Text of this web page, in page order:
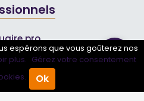
Agenda
pro
entreprise
Pros
espérons que vous goûterez nos
plus. Gérez votre consentement
Ok